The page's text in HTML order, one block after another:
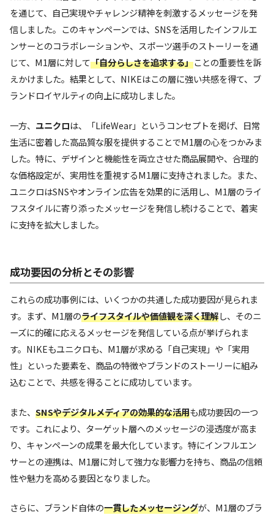
を通じて、自己実現やチャレンジ精神を刺激するメッセージを発
信しました。このキャンペーンでは、SNSを活用したインフルエ
ンサーとのコラボレーションや、スポーツ選手のストーリーを通
じて、M1層に対して「自分らしさを追求する」ことの重要性を訴
えかけました。結果として、NIKEはこの層に強い共感を得て、ブ
ランドロイヤルティの向上に成功しました。
一方、 ユニクロは、「LifeWear」というコンセプトを掲げ、日常
生活に密着した高品質な服を提供することでM1層の心をつかみま
した。特に、デザインと機能性を両立させた商品展開や、合理的
な価格設定が、実用性を重視するM1層に支持されました。また、
ユニクロはSNSやオンライン広告を効果的に活用し、M1層のライ
フスタイルに寄り添ったメッセージを発信し続けることで、着実
に支持を拡大しました。
成功要因の分析とその影響
これらの成功事例には、いくつかの共通した成功要因が見られま
す。まず、M1層のライフスタイルや価値観を深く理解し、そのニ
ーズに的確に応えるメッセージを発信している点が挙げられま
す。NIKEもユニクロも、M1層が求める「自己実現」や「実用
性」といった要素を、商品の特徴やブランドのストーリーに組み
込むことで、共感を得ることに成功しています。
また、 SNSやデジタルメディアの効果的な活用も成功要因の一つ
です。これにより、ターゲット層へのメッセージの浸透度が高ま
り、キャンペーンの成果を最大化しています。特にインフルエン
サーとの連携は、M1層に対して強力な影響力を持ち、商品の信頼
性や魅力を高める要因となりました。
さらに、ブランド自体の一貫したメッセージングが、M1層のブラ